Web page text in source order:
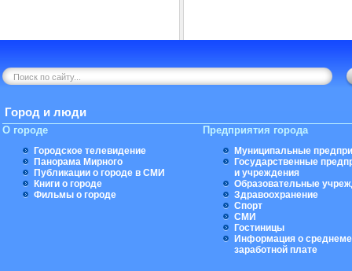
Город и люди
О городе
Городское телевидение
Панорама Мирного
Публикации о городе в СМИ
Книги о городе
Фильмы о городе
Предприятия города
Муниципальные
Государственные
и учреждения
Образовательные
Здравоохранение
Спорт
СМИ
Гостиницы
Информация о
заработной плате